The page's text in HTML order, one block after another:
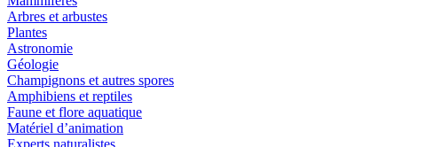
Arbres et arbustes
Plantes
Astronomie
Géologie
Champignons et autres spores
Amphibiens et reptiles
Faune et flore aquatique
Matériel d’animation